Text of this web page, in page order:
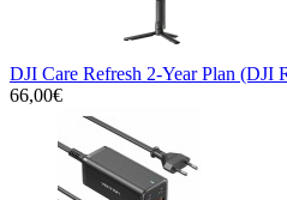
DJI Care Refresh 2-Year Plan (DJI
66,00€